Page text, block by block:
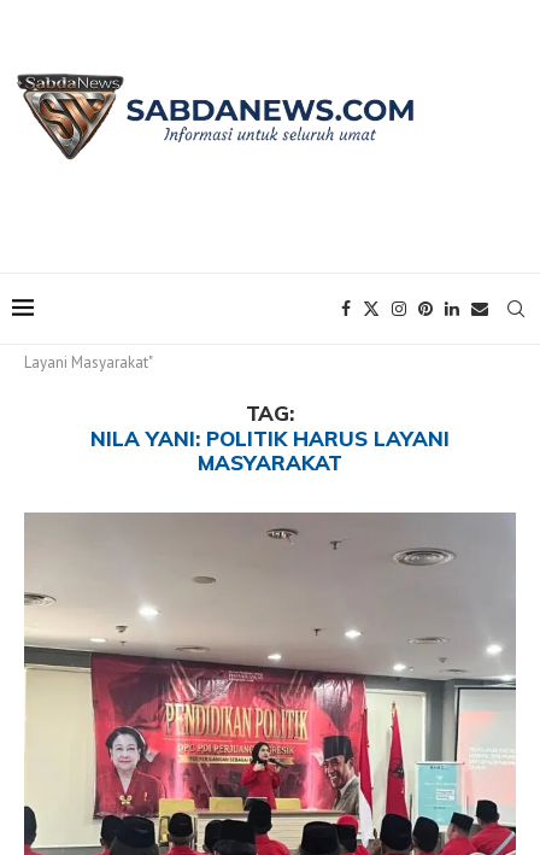
Layani Masyarakat"
TAG:
NILA YANI: POLITIK HARUS LAYANI
MASYARAKAT